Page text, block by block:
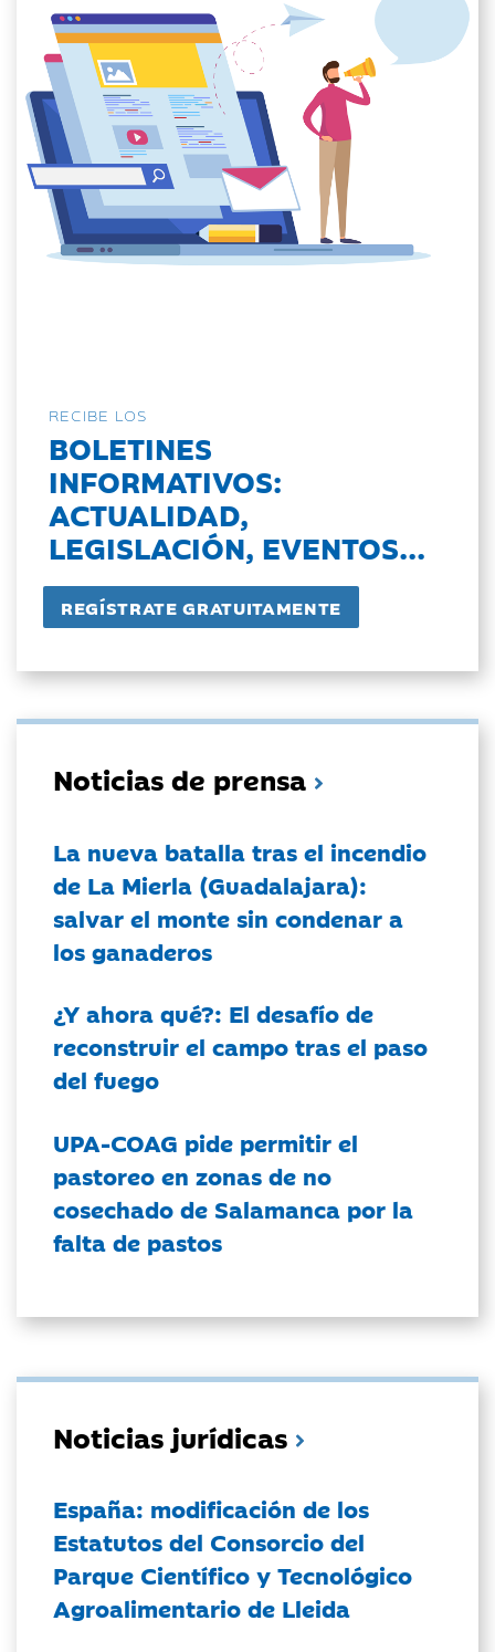
RECIBE LOS
BOLETINES
INFORMATIVOS:
ACTUALIDAD,
LEGISLACIÓN, EVENTOS...
Noticias de prensa
La nueva batalla tras el incendio
de La Mierla (Guadalajara):
salvar el monte sin condenar a
los ganaderos
¿Y ahora qué?: El desafío de
reconstruir el campo tras el paso
del fuego
UPA-COAG pide permitir el
pastoreo en zonas de no
cosechado de Salamanca por la
falta de pastos
Noticias jurídicas
España: modificación de los
Estatutos del Consorcio del
Parque Científico y Tecnológico
Agroalimentario de Lleida